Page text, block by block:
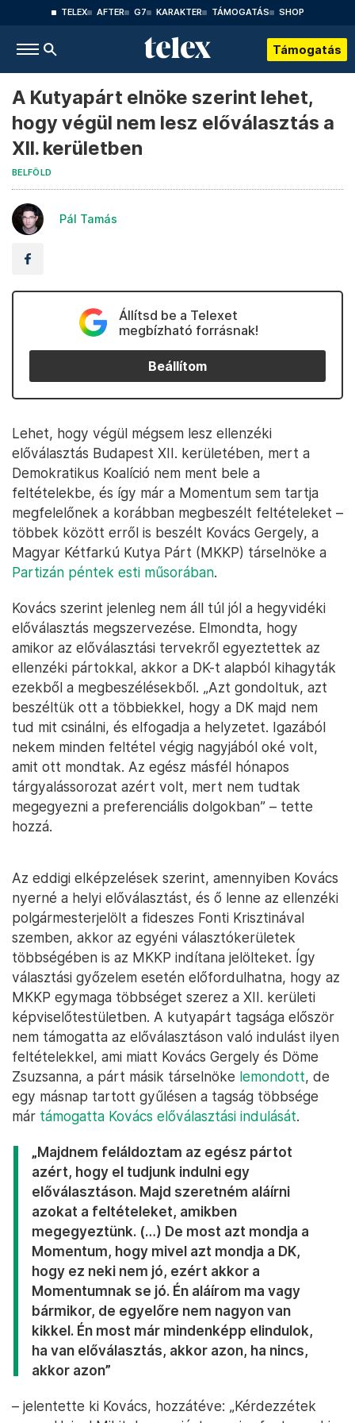
TELEX AFTER G7 KARAKTER TÁMOGATÁS SHOP
Támogatás
A Kutyapárt elnöke szerint lehet,
hogy végül nem lesz előválasztás a
XII. kerületben
BELFÖLD
Pál Tamás
Állítsd be a Telexet
megbízható forrásnak!
Beállítom
Lehet, hogy végül mégsem lesz ellenzéki
előválasztás Budapest XII. kerületében, mert a
Demokratikus Koalíció nem ment bele a
feltételekbe, és így már a Momentum sem tartja
megfelelőnek a korábban megbeszélt feltételeket –
többek között erről is beszélt Kovács Gergely, a
Magyar Kétfarkú Kutya Párt (MKKP) társelnöke a
Partizán péntek esti műsorában.
Kovács szerint jelenleg nem áll túl jól a hegyvidéki
előválasztás megszervezése. Elmondta, hogy
amikor az előválasztási tervekről egyeztettek az
ellenzéki pártokkal, akkor a DK-t alapból kihagyták
ezekből a megbeszélésekből. „Azt gondoltuk, azt
beszéltük ott a többiekkel, hogy a DK majd nem
tud mit csinálni, és elfogadja a helyzetet. Igazából
nekem minden feltétel végig nagyjából oké volt,
amit ott mondtak. Az egész másfél hónapos
tárgyalássorozat azért volt, mert nem tudtak
megegyezni a preferenciális dolgokban” – tette
hozzá.
Az eddigi elképzelések szerint, amennyiben Kovács
nyerné a helyi előválasztást, és ő lenne az ellenzéki
polgármesterjelölt a fideszes Fonti Krisztinával
szemben, akkor az egyéni választókerületek
többségében is az MKKP indítana jelölteket. Így
választási győzelem esetén előfordulhatna, hogy az
MKKP egymaga többséget szerez a XII. kerületi
képviselőtestületben. A kutyapárt tagsága először
nem támogatta az előválasztáson való indulást ilyen
feltételekkel, ami miatt Kovács Gergely és Döme
Zsuzsanna, a párt másik társelnöke lemondott, de
egy másnap tartott gyűlésen a tagság többsége
már támogatta Kovács előválasztási indulását.
„Majdnem feláldoztam az egész pártot
azért, hogy el tudjunk indulni egy
előválasztáson. Majd szeretném aláírni
azokat a feltételeket, amikben
megegyeztünk. (…) De most azt mondja a
Momentum, hogy mivel azt mondja a DK,
hogy ez neki nem jó, ezért akkor a
Momentumnak se jó. Én aláírom ma vagy
bármikor, de egyelőre nem nagyon van
kikkel. Én most már mindenképp elindulok,
ha van előválasztás, akkor azon, ha nincs,
akkor azon”
– jelentette ki Kovács, hozzátéve: „Kérdezzétek